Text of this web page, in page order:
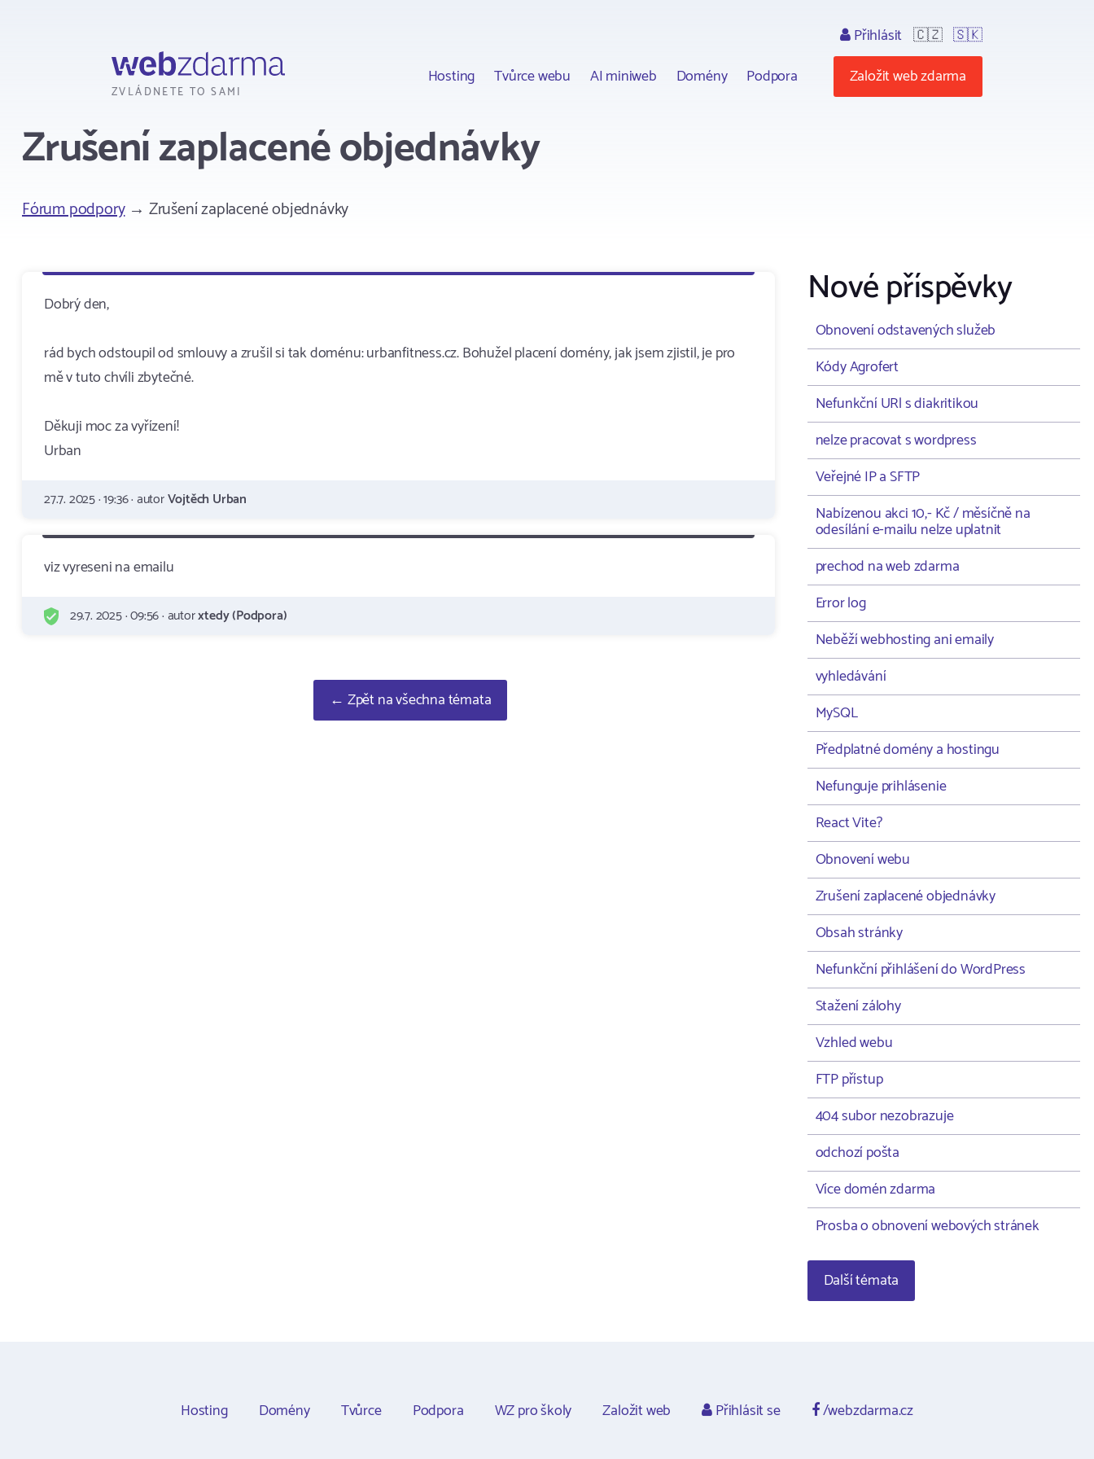
ZVLÁDNETE TO SAMI
Hosting Tvůrce webu AI miniweb Domény Podpora
Přihlásit 🇨🇿 🇸🇰
Založit web zdarma
Zrušení zaplacené objednávky
Fórum podpory→ Zrušení zaplacené objednávky
Dobrý den,
rád bych odstoupil od smlouvy a zrušil si tak doménu: urbanfitness.cz. Bohužel placení domény, jak jsem zjistil, je pro
mě v tuto chvíli zbytečné.
Děkuji moc za vyřízení!
Urban
27.7. 2025 · 19:36 · autorVojtěch Urban
viz vyreseni na emailu
29.7. 2025 · 09:56 · autorxtedy (Podpora)
← Zpět na všechna témata
Nové příspěvky
Obnovení odstavených služeb
Kódy Agrofert
Nefunkční URl s diakritikou
nelze pracovat s wordpress
Veřejné IP a SFTP
Nabízenou akci 10,- Kč / měsíčně na
odesílání e-mailu nelze uplatnit
prechod na web zdarma
Error log
Neběží webhosting ani emaily
vyhledávání
MySQL
Předplatné domény a hostingu
Nefunguje prihlásenie
React Vite?
Obnovení webu
Zrušení zaplacené objednávky
Obsah stránky
Nefunkční přihlášení do WordPress
Stažení zálohy
Vzhled webu
FTP přístup
404 subor nezobrazuje
odchozí pošta
Více domén zdarma
Prosba o obnovení webových stránek
Další témata
Hosting Domény Tvůrce Podpora WZ pro školy Založit web Přihlásit se /webzdarma.cz